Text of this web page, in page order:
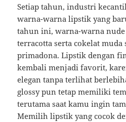
Setiap tahun, industri
warna-warna lipstik yang
tahun ini, warna-warna
terracotta serta cokelat muda
primadona. Lipstik dengan
kembali menjadi favorit,
elegan tanpa terlihat
glossy pun tetap memiliki
terutama saat kamu ingin
Memilih lipstik yang cocok